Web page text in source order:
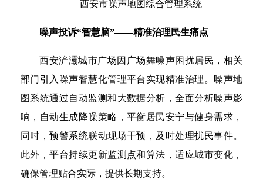
西安市噪声地图综合管理系统
噪声投诉“智慧脑”——精准治理民生痛点
西安浐灞城市广场因广场舞噪声困扰居民，相关
部门引入噪声智慧化管理平台实现精准治理。噪声地
图系统通过自动监测和大数据分析，全面分析噪声影
响，自动生成降噪策略，平衡居民安宁与健身需求，
同时，预警系统联动现场干预，及时处理扰民事件。
此外，平台持续更新监测点和算法，适应城市变化，
确保管理贴合实际，提供长期支持。